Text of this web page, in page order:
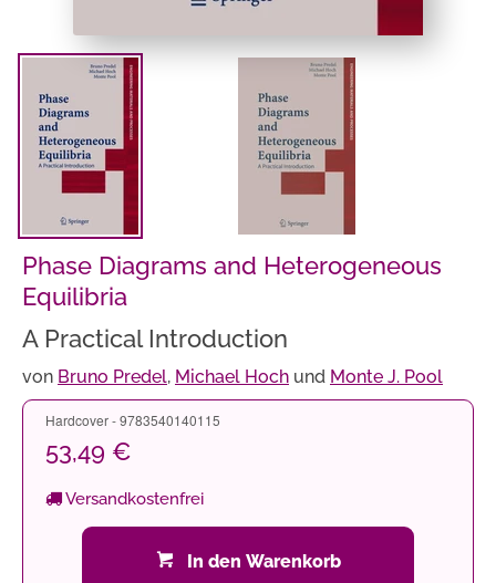
Phase Diagrams and Heterogeneous
Equilibria
A Practical Introduction
von Bruno Predel, Michael Hoch und Monte J. Pool
Hardcover - 9783540140115
53,49 €
Versandkostenfrei
In den Warenkorb